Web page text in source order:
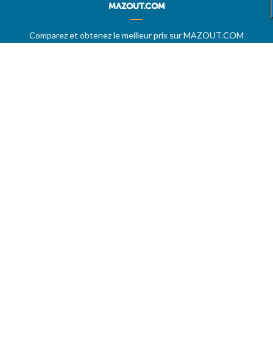
MAZOUT.COM
Comparez et obtenez le meilleur prix sur MAZOUT.COM